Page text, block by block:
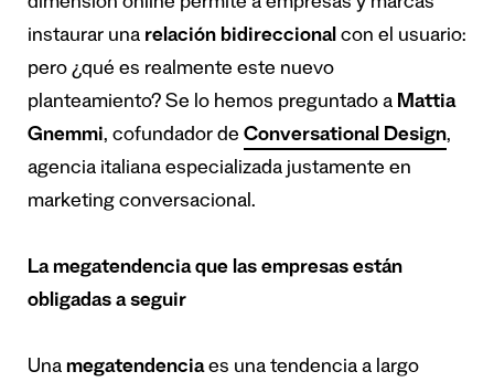
instaurar una relación bidireccional con el usuario:
pero ¿qué es realmente este nuevo
planteamiento? Se lo hemos preguntado a Mattia
Gnemmi, cofundador de Conversational Design,
agencia italiana especializada justamente en
marketing conversacional.
La megatendencia que las empresas están
obligadas a seguir
Una megatendenciaes una tendencia a largo